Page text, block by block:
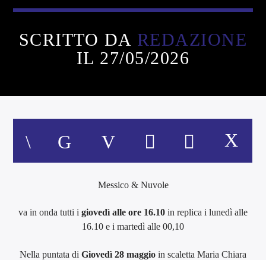
SCRITTO DA REDAZIONE
IL 27/05/2026
Messico & Nuvole
va in onda tutti i giovedì alle ore 16.10 in replica i lunedì alle
16.10 e i martedì alle 00,10
Nella puntata di Giovedì 28 maggio in scaletta Maria Chiara